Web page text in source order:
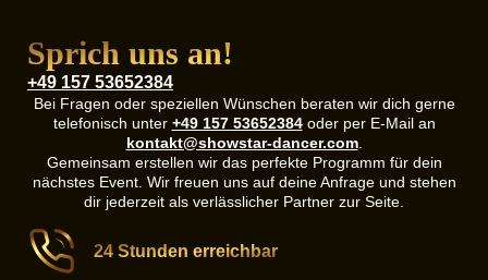
Sprich uns an!
+49 157 53652384
Bei Fragen oder speziellen Wünschen beraten wir dich gerne
telefonisch unter +49 157 53652384oder per E-Mail an
kontakt@showstar-dancer.com.
Gemeinsam erstellen wir das perfekte Programm für dein
nächstes Event. Wir freuen uns auf deine Anfrage und stehen
dir jederzeit als verlässlicher Partner zur Seite.
24 Stunden erreichbar